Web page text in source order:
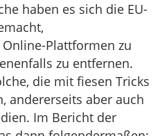
haben es sich die EU-
Plattformen zu
zu entfernen.
die mit fiesen Tricks
andererseits aber auch
Im Bericht der